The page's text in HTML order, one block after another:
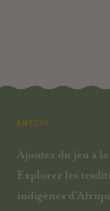
AMECHI
Ajoutez du jeu à
Explorez les
indigènes